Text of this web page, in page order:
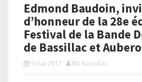
Edmond Baudoin,
d’honneur de la 28e
Festival de la Bande
de Bassillac et
9 mai 2017 BD Bassillac